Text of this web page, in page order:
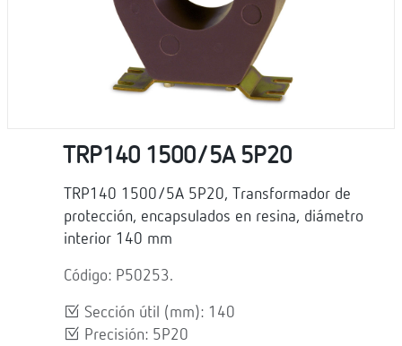
TRP140 1500/5A 5P20
TRP140 1500/5A 5P20, Transformador de
protección, encapsulados en resina, diámetro
interior 140 mm
Código: P50253.
Sección útil (mm): 140
Precisión: 5P20